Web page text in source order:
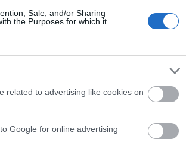
Sale, and/or Sharing
the Purposes for which it
related to advertising like cookies on
Google for online advertising
a hivatalos adventi
idei futáson több mint 250-
minden
ázsiai
Helyi hírek